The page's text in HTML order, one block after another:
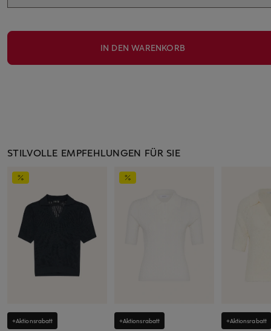
IN DEN WARENKORB
STILVOLLE EMPFEHLUNGEN FÜR SIE
+Aktionsrabatt +Aktionsrabatt +Aktionsrabatt